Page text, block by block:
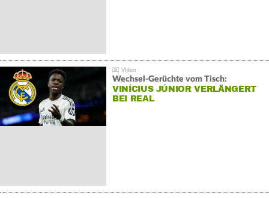
Wechsel-Gerüchte vom Tisch:
VINÍCIUS JÚNIOR VERLÄNGERT
BEI REAL